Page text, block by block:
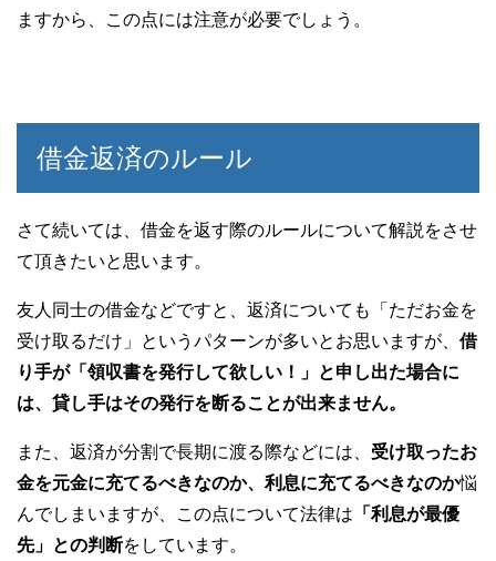
ますから、この点には注意が必要でしょう。
借金返済のルール
さて続いては、借金を返す際のルールについて解説をさせ
て頂きたいと思います。
友人同士の借金などですと、返済についても「ただお金を
受け取るだけ」というパターンが多いとお思いますが、 借
り手が「領収書を発行して欲しい！」と申し出た場合に
は、貸し手はその発行を断ることが出来ません。
また、返済が分割で長期に渡る際などには、 受け取ったお
金を元金に充てるべきなのか、利息に充てるべきなのか悩
んでしまいますが、この点について法律は 「利息が最優
先」との判断をしています。